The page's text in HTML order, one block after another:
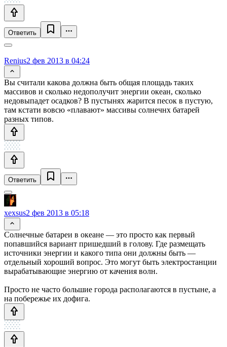
Ответить
Renius2 фев 2013 в 04:24
Вы считали какова должна быть общая площадь таких
массивов и сколько недополучит энергии океан, сколько
недовыпадет осадков? В пустынях жарится песок в пустую,
там кстати вовсю «плавают» массивы солнечнх батарей
разных типов.
Ответить
xexsus2 фев 2013 в 05:18
Солнечные батареи в океане — это просто как первый
попавшийся вариант пришедший в голову. Где размещать
источники энергии и какого типа они должны быть —
отдельный хороший вопрос. Это могут быть электростанции
вырабатывающие энергию от качения волн.
Просто не часто большие города располагаются в пустыне, а
на побережье их дофига.